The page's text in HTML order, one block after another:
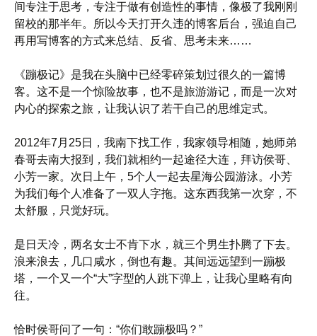
间专注于思考，专注于做有创造性的事情，像极了我刚刚
留校的那半年。所以今天打开久违的博客后台，强迫自己
再用写博客的方式来总结、反省、思考未来……
《蹦极记》是我在头脑中已经零碎策划过很久的一篇博
客。这不是一个惊险故事，也不是旅游游记，而是一次对
内心的探索之旅，让我认识了若干自己的思维定式。
2012年7月25日，我南下找工作，我家领导相随，她师弟
春哥去南大报到，我们就相约一起途径大连，拜访侯哥、
小芳一家。次日上午，5个人一起去星海公园游泳。小芳
为我们每个人准备了一双人字拖。这东西我第一次穿，不
太舒服，只觉好玩。
是日天冷，两名女士不肯下水，就三个男生扑腾了下去。
浪来浪去，几口咸水，倒也有趣。其间远远望到一蹦极
塔，一个又一个“大”字型的人跳下弹上，让我心里略有向
往。
恰时侯哥问了一句：“你们敢蹦极吗？”